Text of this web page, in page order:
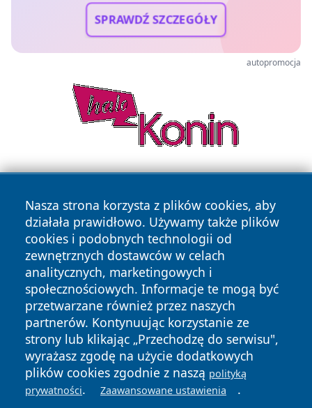
SPRAWDŹ SZCZEGÓŁY
autopromocja
Nasza strona korzysta z plików cookies, aby
działała prawidłowo. Używamy także plików
cookies i podobnych technologii od
zewnętrznych dostawców w celach
analitycznych, marketingowych i
społecznościowych. Informacje te mogą być
przetwarzane również przez naszych
partnerów. Kontynuując korzystanie ze
strony lub klikając „Przechodzę do serwisu",
wyrażasz zgodę na użycie dodatkowych
plików cookies zgodnie z naszą polityką
prywatności. Zaawansowane ustawienia .
Copyright © 2026 dabrowski24.pl Wszystkie prawa
zastrzeżone.
News Autorzy
Polityka
Prywatności
Polityka
Cookies